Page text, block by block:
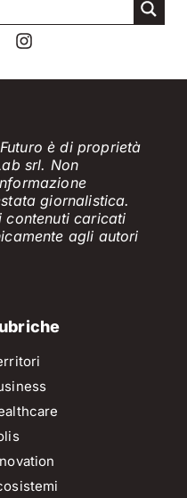
è di proprietà
srl. Non
giornalistica.
contenuti caricati
agli autori